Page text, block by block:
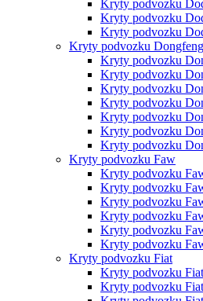
Kryty podvozku
Kryty podvozku
Kryty podvozku
Kryty podvozku Dongfeng
Kryty podvozku
Kryty podvozku
Kryty podvozku
Kryty podvozku
Kryty podvozku
Kryty podvozku
Kryty podvozku
Kryty podvozku Faw
Kryty podvozku
Kryty podvozku
Kryty podvozku
Kryty podvozku
Kryty podvozku
Kryty podvozku
Kryty podvozku Fiat
Kryty podvozku
Kryty podvozku